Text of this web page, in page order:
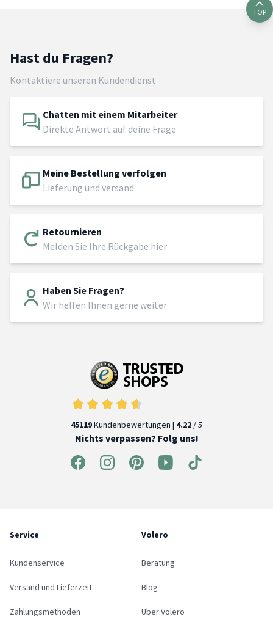
TOP
Hast du Fragen?
Kontaktiere unseren Kundendienst
Chatten mit einem Mitarbeiter
Direkte Antwort auf deine Frage
Meine Bestellung verfolgen
Lieferung und versand
Retournieren
Melden Sie Ihre Rückgabe hier
Haben Sie Fragen?
Wir helfen Ihnen gerne weiter
45119Kundenbewertungen | 4.22 / 5
Nichts verpassen? Folg uns!
Service
Kundenservice
Versand und Lieferzeit
Zahlungsmethoden
Volero
Beratung
Blog
Über Volero